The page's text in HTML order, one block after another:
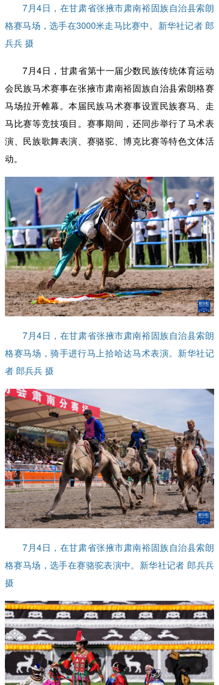
7月4日，在甘肃省张掖市肃南裕固族自治县索朗
格赛马场，选手在3000米走马比赛中。新华社记者 郎
兵兵 摄
7月4日，甘肃省第十一届少数民族传统体育运动
会民族马术赛事在张掖市肃南裕固族自治县索朗格赛
马场拉开帷幕。本届民族马术赛事设置民族赛马、走
马比赛等竞技项目。赛事期间，还同步举行了马术表
演、民族歌舞表演、赛骆驼、博克比赛等特色文体活
动。
7月4日，在甘肃省张掖市肃南裕固族自治县索朗
格赛马场，骑手进行马上拾哈达马术表演。新华社记
者 郎兵兵 摄
7月4日，在甘肃省张掖市肃南裕固族自治县索朗
格赛马场，选手在赛骆驼表演中。新华社记者 郎兵兵
摄